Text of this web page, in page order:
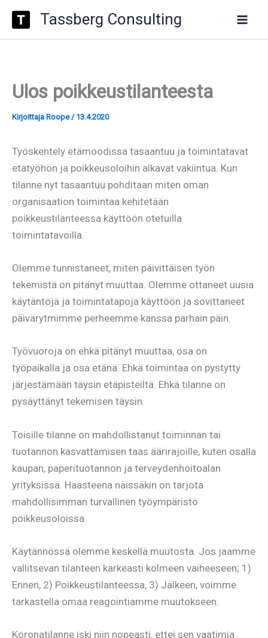
Siirry
sisältöön Tassberg Consulting
Ulos poikkeustilanteesta
Kirjoittaja Roope/ 13.4.2020
Työskentely etämoodissa tasaantuu ja toimintatavat
etätyöhön ja poikkeusoloihin alkavat vakiintua. Kun
tilanne nyt tasaantuu pohditaan miten oman
organisaation toimintaa kehitetään
poikkeustilanteessa käyttöön otetuilla
toimintatavoilla.
Olemme tunnistaneet, miten päivittäisen työn
tekemistä on pitänyt muuttaa. Olemme ottaneet uusia
käytäntöjä ja toimintatapoja käyttöön ja sovittaneet
päivärytmimme perheemme kanssa parhain päin.
Työvuoroja on ehkä pitänyt muuttaa, osa on
työpaikalla ja osa etänä. Ehkä toimintaa on pystytty
järjestämään täysin etäpisteiltä. Ehkä tilanne on
pysäyttänyt tekemisen täysin.
Toisille tilanne on mahdollistanut toiminnan tai
tuotannon kasvattamisen taas äärirajoille, kuten osalla
kaupan, paperituotannon ja terveydenhoitoalan
yrityksissä. Haasteena näissäkin on tarjota
mahdollisimman turvallinen työympäristö
poikkeusoloissa.
Käytännössä olemme keskellä muutosta. Jos jaamme
vallitsevan tilanteen karkeasti kolmeen vaiheeseen; 1)
Ennen, 2) Poikkeustilanteessa, 3) Jälkeen, voimme
tarkastella omaa reagointiamme muutokseen.
Koronatilanne iski niin nopeasti, ettei sen vaatimia
your
email…